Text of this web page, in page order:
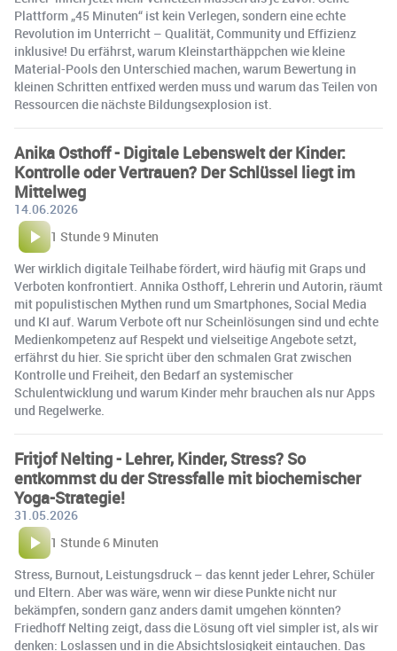
Plattform „45 Minuten“ ist kein Verlegen, sondern eine echte
Revolution im Unterricht – Qualität, Community und Effizienz
inklusive! Du erfährst, warum Kleinstarthäppchen wie kleine
Material-Pools den Unterschied machen, warum Bewertung in
kleinen Schritten entfixed werden muss und warum das Teilen von
Ressourcen die nächste Bildungsexplosion ist.
Anika Osthoff - Digitale Lebenswelt der Kinder:
Kontrolle oder Vertrauen? Der Schlüssel liegt im
Mittelweg
14.06.2026
1 Stunde 9 Minuten
Wer wirklich digitale Teilhabe fördert, wird häufig mit Graps und
Verboten konfrontiert. Annika Osthoff, Lehrerin und Autorin, räumt
mit populistischen Mythen rund um Smartphones, Social Media
und KI auf. Warum Verbote oft nur Scheinlösungen sind und echte
Medienkompetenz auf Respekt und vielseitige Angebote setzt,
erfährst du hier. Sie spricht über den schmalen Grat zwischen
Kontrolle und Freiheit, den Bedarf an systemischer
Schulentwicklung und warum Kinder mehr brauchen als nur Apps
und Regelwerke.
Fritjof Nelting - Lehrer, Kinder, Stress? So
entkommst du der Stressfalle mit biochemischer
Yoga-Strategie!
31.05.2026
1 Stunde 6 Minuten
Stress, Burnout, Leistungsdruck – das kennt jeder Lehrer, Schüler
und Eltern. Aber was wäre, wenn wir diese Punkte nicht nur
bekämpfen, sondern ganz anders damit umgehen könnten?
Friedhoff Nelting zeigt, dass die Lösung oft viel simpler ist, als wir
denken: Loslassen und in die Absichtslosigkeit eintauchen. Das